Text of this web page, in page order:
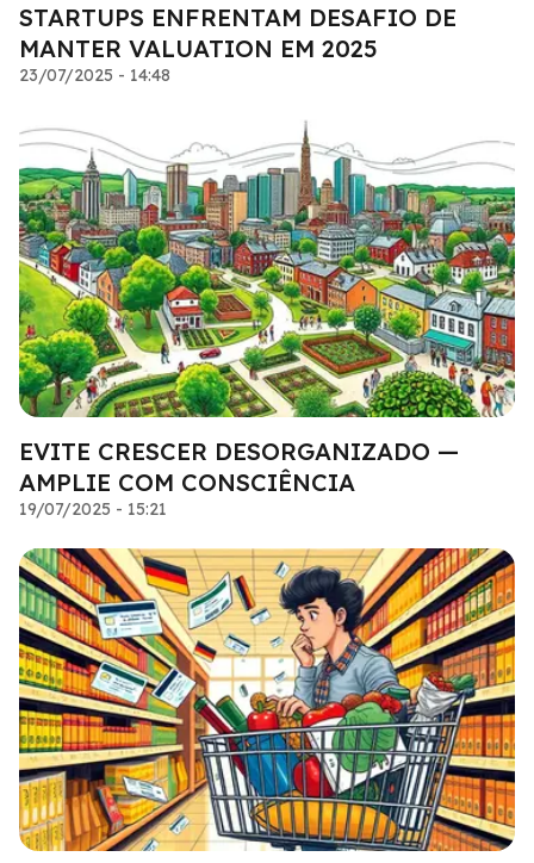
STARTUPS ENFRENTAM DESAFIO DE
MANTER VALUATION EM 2025
23/07/2025 - 14:48
EVITE CRESCER DESORGANIZADO —
AMPLIE COM CONSCIÊNCIA
19/07/2025 - 15:21